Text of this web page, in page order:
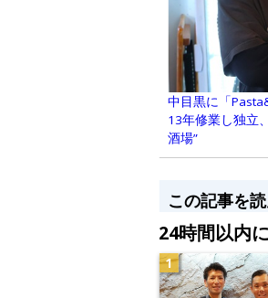
中目黒に「
13年修業し独立
酒場”
この記事を
24時間以内